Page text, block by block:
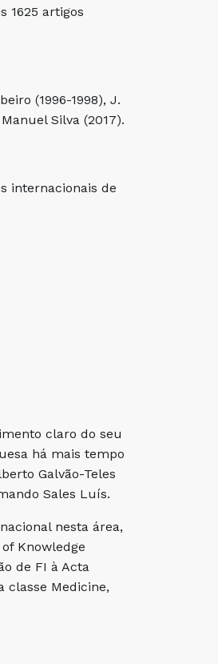
1625 artigos
(1996-1998), J.
Silva (2017).
internacionais de
claro do seu
há mais tempo
Galvão-Teles
Sales Luís.
nesta área,
Knowledge
de FI à Acta
classe Medicine,